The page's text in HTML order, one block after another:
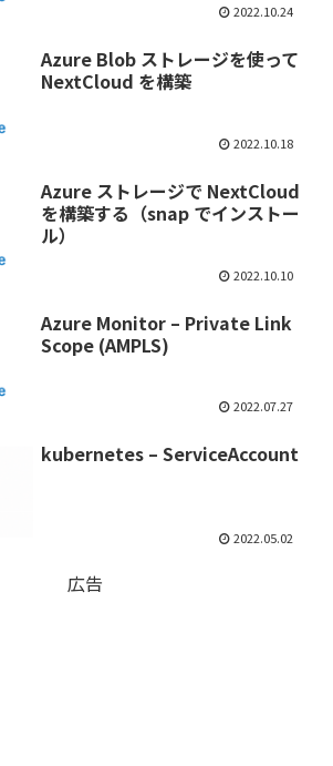
2022.10.24
Azure Blob ストレージを使って
NextCloud を構築
2022.10.18
Azure ストレージで NextCloud
を構築する（snap でインストー
ル）
2022.10.10
Azure Monitor – Private Link
Scope (AMPLS)
2022.07.27
kubernetes – ServiceAccount
2022.05.02
広告